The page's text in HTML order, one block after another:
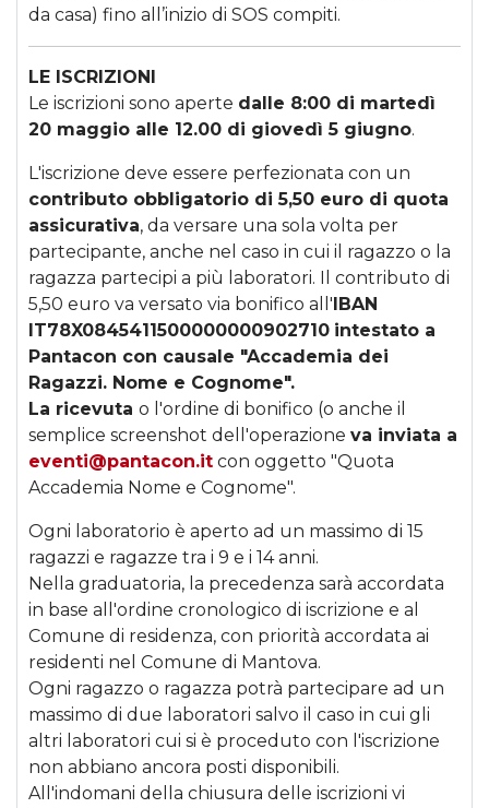
da casa) fino all’inizio di SOS compiti.
LE ISCRIZIONI
Le iscrizioni sono aperte dalle 8:00 di martedì
20 maggio alle 12.00 di giovedì 5 giugno.
L'iscrizione deve essere perfezionata con un
contributo obbligatorio di 5,50 euro di quota
assicurativa, da versare una sola volta per
partecipante, anche nel caso in cui il ragazzo o la
ragazza partecipi a più laboratori. Il contributo di
5,50 euro va versato via bonifico all'IBAN
IT78X0845411500000000902710 intestato a
Pantacon con causale "Accademia dei
Ragazzi. Nome e Cognome".
La ricevuta o l'ordine di bonifico (o anche il
semplice screenshot dell'operazione va inviata a
eventi@pantacon.it con oggetto "Quota
Accademia Nome e Cognome".
Ogni laboratorio è aperto ad un massimo di 15
ragazzi e ragazze tra i 9 e i 14 anni.
Nella graduatoria, la precedenza sarà accordata
in base all'ordine cronologico di iscrizione e al
Comune di residenza, con priorità accordata ai
residenti nel Comune di Mantova.
Ogni ragazzo o ragazza potrà partecipare ad un
massimo di due laboratori salvo il caso in cui gli
altri laboratori cui si è proceduto con l'iscrizione
non abbiano ancora posti disponibili.
All'indomani della chiusura delle iscrizioni vi